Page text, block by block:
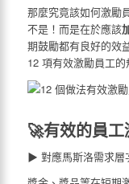
那麼究竟該如何激勵
不是！而是在於應該
期鼓勵都有良好的效
12 項有效激勵員工
🚀有效的員
▶ 對應馬斯洛需求層